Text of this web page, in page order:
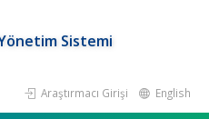
Sistemi
Araştırmacı Girişi English